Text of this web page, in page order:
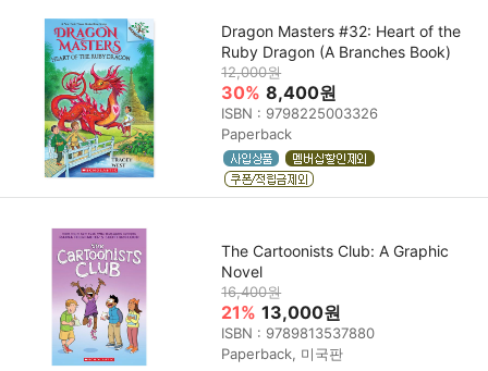
Dragon Masters #32: Heart of the
Ruby Dragon (A Branches Book)
12,000원
30% 8,400원
ISBN : 9798225003326
Paperback
The Cartoonists Club: A Graphic
Novel
16,400원
21% 13,000원
ISBN : 9789813537880
Paperback, 미국판